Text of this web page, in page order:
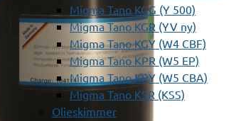
Migma Tano KGG (Y 500)
Migma Tano KGR (YV ny)
Migma Tano KGY (W4 CBF)
Migma Tano KPR (W5 EP)
Migma Tano KPY (W5 CBA)
Migma Tano KSR (KSS)
Olieskimmer